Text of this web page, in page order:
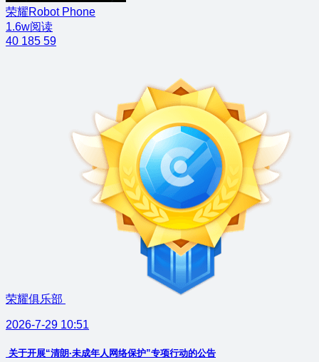
荣耀Robot Phone
1.6w阅读
40 185 59
荣耀俱乐部
2026-7-29 10:51
关于开展“清朗·未成年人网络保护”专项行动的公告